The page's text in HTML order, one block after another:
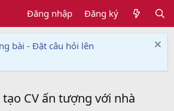
Đăng nhập Đăng ký
bài - Đặt câu hỏi lên
tạo CV ấn tượng với nhà